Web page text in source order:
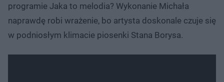
programie Jaka to melodia? Wykonanie Michała
naprawdę robi wrażenie, bo artysta doskonale czuje się
w podniosłym klimacie piosenki Stana Borysa.